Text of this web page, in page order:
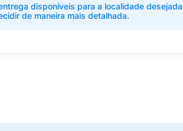
disponíveis para a localidade
de maneira mais detalhada.